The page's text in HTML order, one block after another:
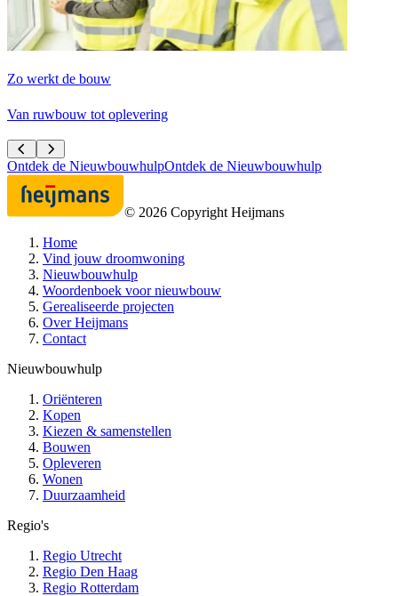
Zo werkt de bouw
Van ruwbouw tot oplevering
Ontdek de NieuwbouwhulpOntdek de Nieuwbouwhulp
© 2026 Copyright Heijmans
Home
Vind jouw droomwoning
Nieuwbouwhulp
Woordenboek voor nieuwbouw
Gerealiseerde projecten
Over Heijmans
Contact
Nieuwbouwhulp
Oriënteren
Kopen
Kiezen & samenstellen
Bouwen
Opleveren
Wonen
Duurzaamheid
Regio's
Regio Utrecht
Regio Den Haag
Regio Rotterdam